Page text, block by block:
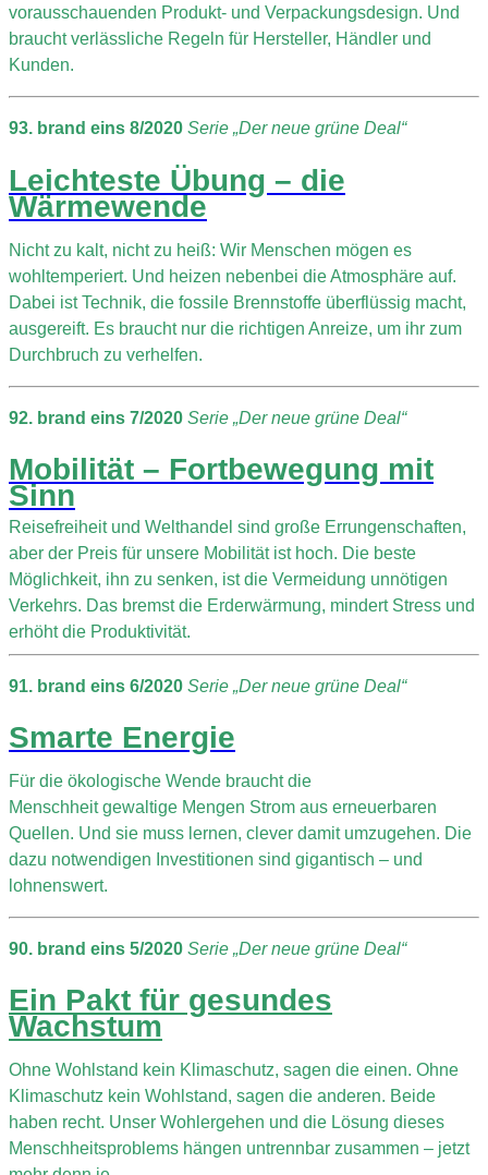
vorausschauenden Produkt- und Verpackungsdesign. Und
braucht verlässliche Regeln für Hersteller, Händler und
Kunden.
93. brand eins 8/2020 Serie „Der neue grüne Deal“
Leichteste Übung – die
Wärmewende
Nicht zu kalt, nicht zu heiß: Wir Menschen mögen es
wohltemperiert. Und heizen nebenbei die Atmosphäre auf.
Dabei ist Technik, die fossile Brennstoffe überflüssig macht,
ausgereift. Es braucht nur die richtigen Anreize, um ihr zum
Durchbruch zu verhelfen.
92. brand eins 7/2020 Serie „Der neue grüne Deal“
Mobilität – Fortbewegung mit
Sinn
Reisefreiheit und Welthandel sind große Errungenschaften,
aber der Preis für unsere Mobilität ist hoch. Die beste
Möglichkeit, ihn zu senken, ist die Vermeidung unnötigen
Verkehrs. Das bremst die Erderwärmung, mindert Stress und
erhöht die Produktivität.
91. brand eins 6/2020 Serie „Der neue grüne Deal“
Smarte Energie
Für die ökologische Wende braucht die
Menschheit gewaltige Mengen Strom aus erneuerbaren
Quellen. Und sie muss lernen, clever damit umzugehen. Die
dazu notwendigen Investitionen sind gigantisch – und
lohnenswert.
90. brand eins 5/2020 Serie „Der neue grüne Deal“
Ein Pakt für gesundes
Wachstum
Ohne Wohlstand kein Klimaschutz, sagen die einen. Ohne
Klimaschutz kein Wohlstand, sagen die anderen. Beide
haben recht. Unser Wohlergehen und die Lösung dieses
Menschheitsproblems hängen untrennbar zusammen – jetzt